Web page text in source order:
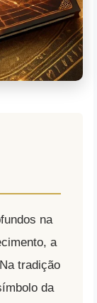
na
a
tradição
da